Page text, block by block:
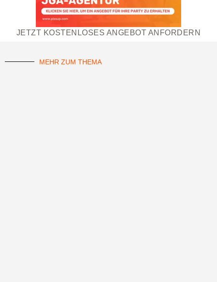
JETZT KOSTENLOSES ANGEBOT ANFORDERN
MEHR ZUM THEMA